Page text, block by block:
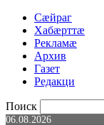
Сæйраг
Хабæрттæ
Рекламæ
Архив
Газет
Редакци
Поиск
06.08.2026